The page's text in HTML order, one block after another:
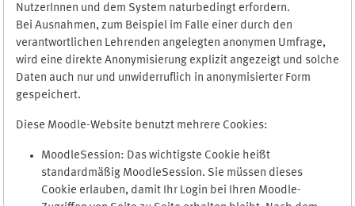
NutzerInnen und dem System naturbedingt erfordern.
Bei Ausnahmen, zum Beispiel im Falle einer durch den
verantwortlichen Lehrenden angelegten anonymen Umfrage,
wird eine direkte Anonymisierung explizit angezeigt und solche
Daten auch nur und unwiderruflich in anonymisierter Form
gespeichert.
Diese Moodle-Website benutzt mehrere Cookies:
MoodleSession: Das wichtigste Cookie heißt
standardmäßig MoodleSession. Sie müssen dieses
Cookie erlauben, damit Ihr Login bei Ihren Moodle-